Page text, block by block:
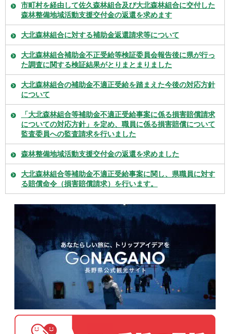
市町村を経由して佐久森林組合及び大北森林組合に交付した
森林整備地域活動支援交付金の返還を求めます
大北森林組合に対する補助金返還請求等について
大北森林組合補助金不正受給等検証委員会報告後に県が行っ
た調査に関する検証結果がとりまとまりました
大北森林組合の補助金不適正受給を踏まえた今後の対応方針
について
「大北森林組合等補助金不適正受給事案に係る損害賠償請求
についての対応方針」を定め、職員に係る損害賠償について
監査委員への監査請求を行いました
森林整備地域活動支援交付金の返還を求めました
大北森林組合等補助金不適正受給事案に関し、県職員に対す
る賠償命令（損害賠償請求）を行います。